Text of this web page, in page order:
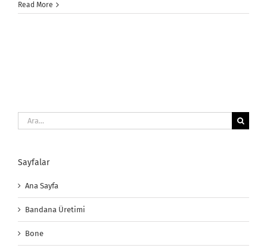
Fuları
Read More
Ara:
Sayfalar
Ana Sayfa
Bandana Üretimi
Bone